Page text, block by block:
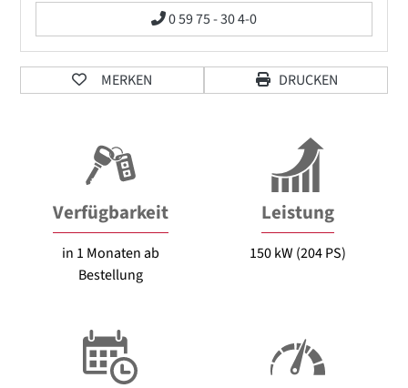
0 59 75 - 30 4-0
MERKEN DRUCKEN
Verfügbarkeit
in 1 Monaten ab
Bestellung
Leistung
150 kW (204 PS)